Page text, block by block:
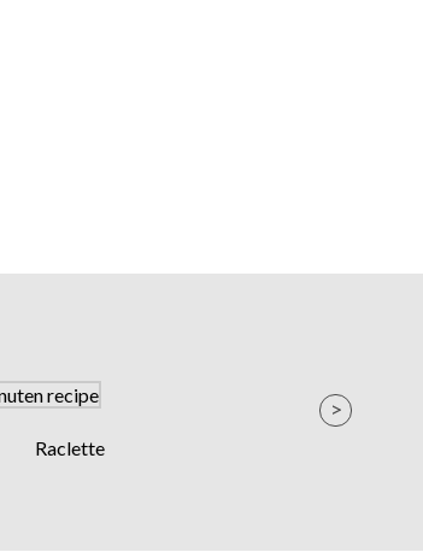
Raclette